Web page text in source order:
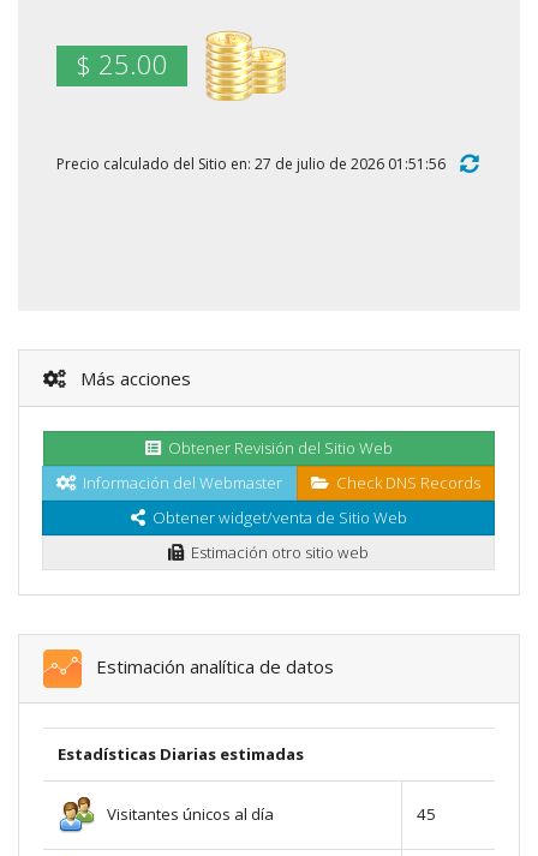
$ 25.00
Precio calculado del Sitio en: 27 de julio de 2026 01:51:56
Más acciones
Obtener Revisión del Sitio Web
Información del Webmaster
Check DNS Records
Obtener widget/venta de Sitio Web
Estimación otro sitio web
Estimación analítica de datos
Estadísticas Diarias estimadas
Visitantes únicos al día 45